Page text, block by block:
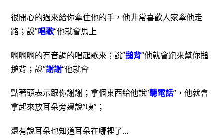
很開心的過來給你牽住他的手，他非常喜歡人家牽他走
路；說”唱歌“他就會馬上
啊啊啊的有音調的唱起歌來；說”搥背“他就會跑來幫你搥
搥背；說”謝謝“他就會
點著頭表示跟你謝謝；拿個東西給他說”聽電話“，他就會
拿起來放耳朵旁邊說”咦”；
還有說耳朵也知道耳朵在哪裡了…